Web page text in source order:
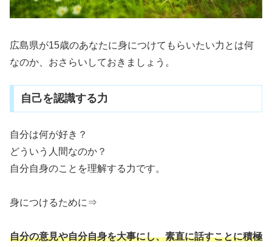
広島県が15歳のあなたに身につけてもらいたい力とは何
なのか、おさらいしておきましょう。
自己を認識する力
自分は何が好き？
どういう人間なのか？
自分自身のことを理解する力です。
身につけるために⇒
自分の意見や自分自身を大事にし、素直に話すことに積極